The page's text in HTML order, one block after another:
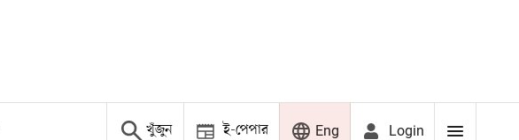
খুঁজুন ই-পেপার Eng Login